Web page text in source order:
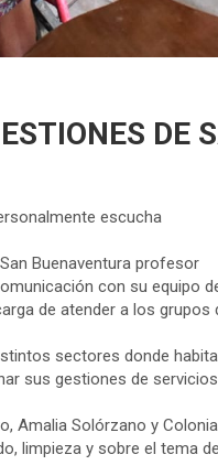
DE
escucha
Buenaventura profesor
con su equipo
de atender a los grupos
sectores donde
sus gestiones de servicios
Amalia Solórzano y Colonia
limpieza y sobre el tema